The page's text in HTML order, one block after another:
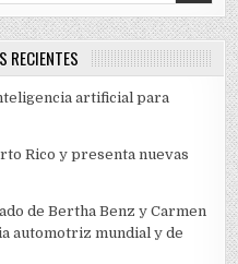
RECIENTES
artificial para
Rico y presenta nuevas
de Bertha Benz y Carmen
automotriz mundial y de